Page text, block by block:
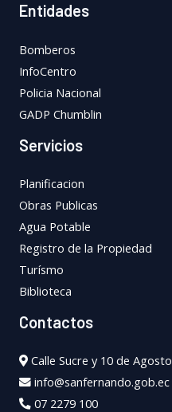
Entidades
Bomberos
InfoCentro
Policia Nacional
GADP Chumblin
Servicios
Planificacion
Obras Publicas
Agua Potable
Registro de la Propiedad
Turísmo
Biblioteca
Contactos
Calle Sucre y 10 de Agosto
info@sanfernando.gob.ec
07 2279 100